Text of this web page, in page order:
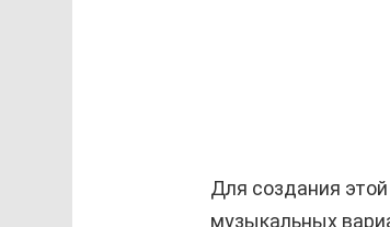
Для создания
музыкальных